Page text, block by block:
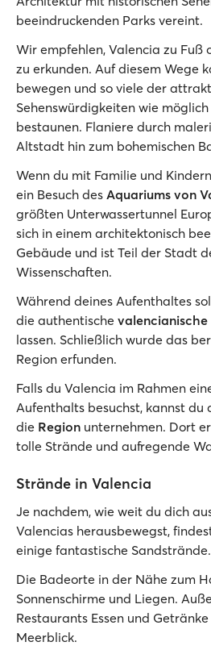
beeindruckenden Parks vereint.
Wir empfehlen, Valencia zu Fuß
zu erkunden. Auf diesem Wege
bewegen und so viele der
Sehenswürdigkeiten wie
bestaunen. Flaniere durch
Altstadt hin zum bohemischen
Wenn du mit Familie und
ein Besuch des Aquariums von
größten Unterwassertunnel
sich in einem architektonisch
Gebäude und ist Teil der Stadt
Wissenschaften.
Während deines Aufenthaltes
die authentische valencianische
lassen. Schließlich wurde das
Region erfunden.
Falls du Valencia im Rahmen
Aufenthalts besuchst, kannst du
die Region unternehmen. Dort
tolle Strände und aufregende
Strände in Valencia
Je nachdem, wie weit du dich
Valencias herausbewegst,
einige fantastische Sandstrände.
Die Badeorte in der Nähe zum
Sonnenschirme und Liegen.
Restaurants Essen und
Meerblick.